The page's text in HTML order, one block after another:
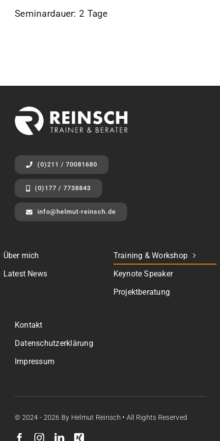
Seminardauer: 2 Tage
(0)211 / 70081680
(0)177 / 7738843
info@helmut-reinsch.de
Über mich
Latest News
Training & Workshop
Keynote Speaker
Projektberatung
Kontakt
Datenschutzerklärung
Impressum
© 2024 - 2026 By Helmut Reinsch • All Rights Reserved